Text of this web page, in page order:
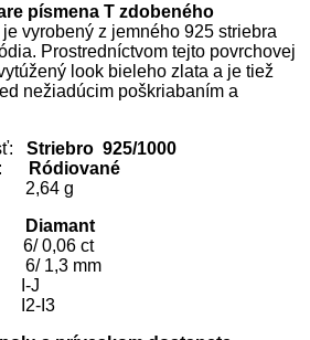
písmena T zdobeného
vyrobený z jemného 925 striebra
Prostredníctvom tejto povrchovej
look bieleho zlata a je tiež
nežiadúcim poškriabaním a
Striebro 925/1000
Ródiované
2,64 g
Diamant
0,06 ct
6/ 1,3 mm
J
I3